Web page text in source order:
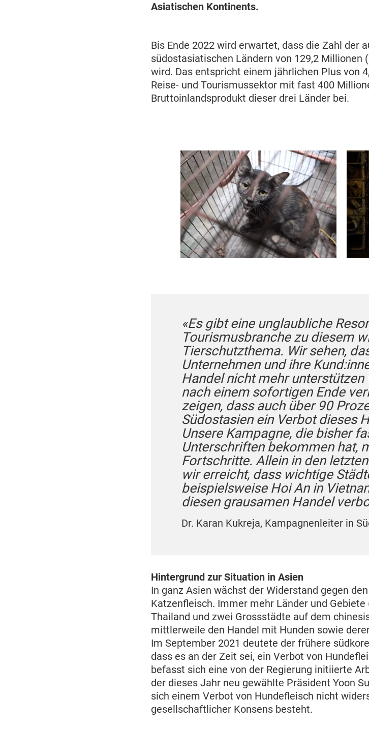
Asiatischen Kontinents.
Bis Ende 2022 wird erwartet, dass die Zahl der
südostasiatischen Ländern von 129,2 Millionen
wird. Das entspricht einem jährlichen Plus von
Reise- und Tourismussektor mit fast 400
Bruttoinlandsprodukt dieser drei Länder bei.
«Es gibt eine unglaubliche
Tourismusbranche zu diesem
Tierschutzthema. Wir sehen,
Unternehmen und ihre
Handel nicht mehr
nach einem sofortigen Ende
zeigen, dass auch über 90
Südostasien ein Verbot dieses
Unsere Kampagne, die bisher
Unterschriften bekommen hat,
Fortschritte. Allein in den
wir erreicht, dass wichtige
beispielsweise Hoi An in
diesen grausamen Handel
Dr. Karan Kukreja, Kampagnenleiter in
Hintergrund zur Situation in Asien
In ganz Asien wächst der Widerstand gegen
Katzenfleisch. Immer mehr Länder und
Thailand und zwei Grossstädte auf dem
mittlerweile den Handel mit Hunden sowie
Im September 2021 deutete der frühere
dass es an der Zeit sei, ein Verbot von
befasst sich eine von der Regierung initiierte
der dieses Jahr neu gewählte Präsident Yoon
sich einem Verbot von Hundefleisch nicht
gesellschaftlicher Konsens besteht.